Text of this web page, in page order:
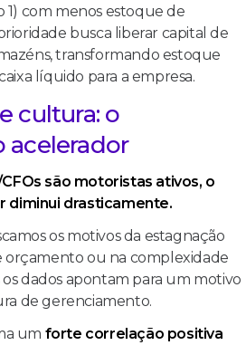
1) com menos estoque de
busca liberar capital de
transformando estoque
líquido para a empresa.
cultura: o
acelerador
são motoristas ativos, o
diminui drasticamente.
os motivos da estagnação
orçamento ou na complexidade
dados apontam para um motivo
de gerenciamento.
um forte correlação positiva